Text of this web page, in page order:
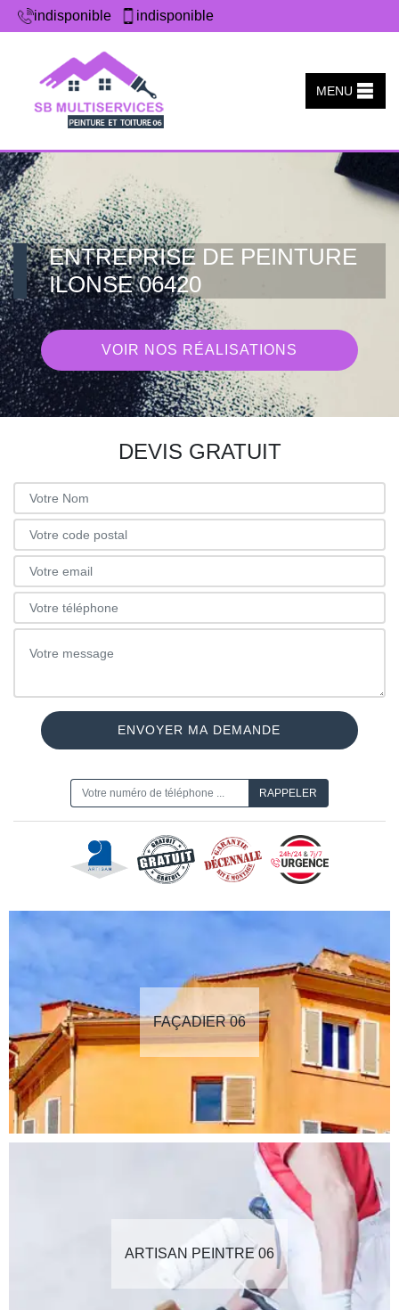
indisponible indisponible
MENU
ENTREPRISE DE PEINTURE
ILONSE 06420
VOIR NOS RÉALISATIONS
DEVIS GRATUIT
FAÇADIER 06
ARTISAN PEINTRE 06